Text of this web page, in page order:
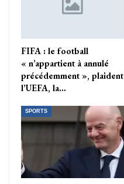
FIFA : le football
« n’appartient à annulé
précédemment », plaident
l’UEFA, la…
SPORTS